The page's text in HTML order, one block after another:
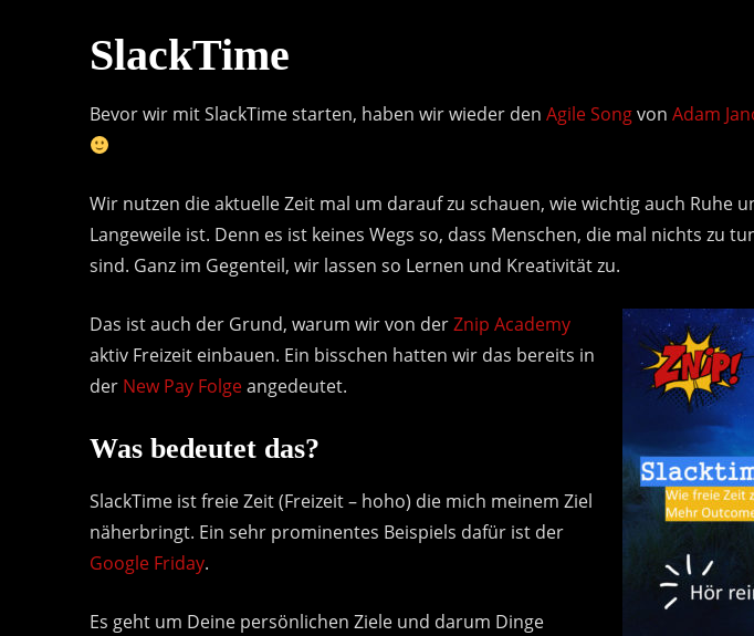
SlackTime
Bevor wir mit SlackTime starten, haben wir wieder den Agile Songvon Adam
Wir nutzen die aktuelle Zeit mal um darauf zu schauen, wie wichtig auch Ruhe
Langeweile ist. Denn es ist keines Wegs so, dass Menschen, die mal nichts zu
sind. Ganz im Gegenteil, wir lassen so Lernen und Kreativität zu.
Das ist auch der Grund, warum wir von derZnip Academy
aktiv Freizeit einbauen. Ein bisschen hatten wir das bereits in
der New Pay Folgeangedeutet.
Was bedeutet das?
SlackTime ist freie Zeit (Freizeit – hoho) die mich meinem Ziel
näherbringt. Ein sehr prominentes Beispiels dafür ist der
Google Friday.
Es geht um Deine persönlichen Ziele und darum Dinge